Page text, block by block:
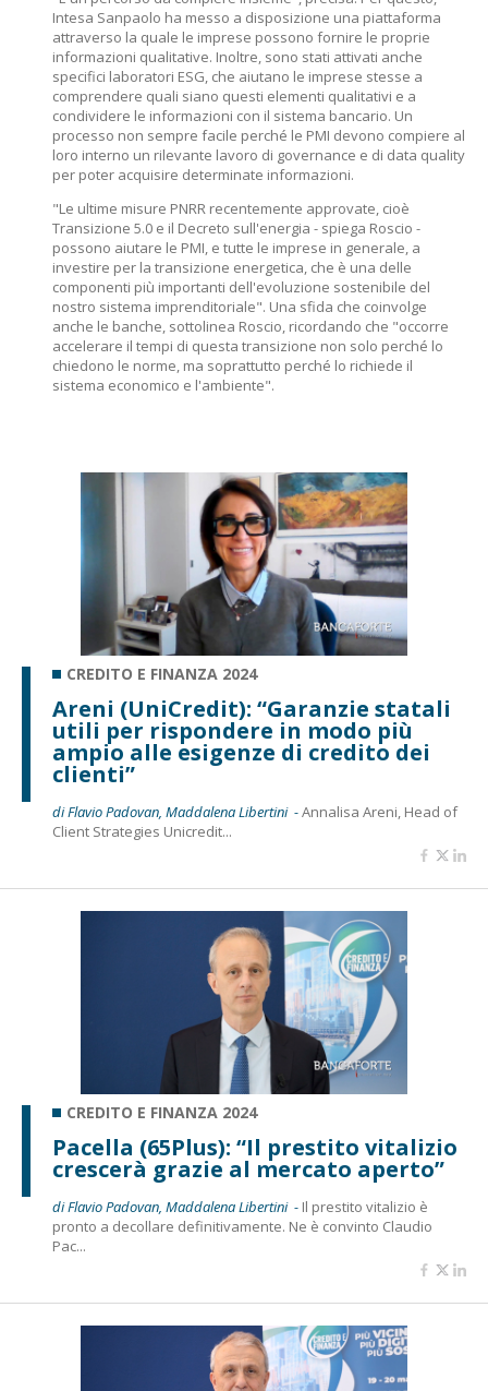
Intesa Sanpaolo ha messo a disposizione una piattaforma
attraverso la quale le imprese possono fornire le proprie
informazioni qualitative. Inoltre, sono stati attivati anche
specifici laboratori ESG, che aiutano le imprese stesse a
comprendere quali siano questi elementi qualitativi e a
condividere le informazioni con il sistema bancario. Un
processo non sempre facile perché le PMI devono compiere al
loro interno un rilevante lavoro di governance e di data quality
per poter acquisire determinate informazioni.
"Le ultime misure PNRR recentemente approvate, cioè
Transizione 5.0 e il Decreto sull'energia - spiega Roscio -
possono aiutare le PMI, e tutte le imprese in generale, a
investire per la transizione energetica, che è una delle
componenti più importanti dell'evoluzione sostenibile del
nostro sistema imprenditoriale". Una sfida che coinvolge
anche le banche, sottolinea Roscio, ricordando che "occorre
accelerare il tempi di questa transizione non solo perché lo
chiedono le norme, ma soprattutto perché lo richiede il
sistema economico e l'ambiente".
CREDITO E FINANZA 2024
Areni (UniCredit): “Garanzie statali
utili per rispondere in modo più
ampio alle esigenze di credito dei
clienti”
di Flavio Padovan, Maddalena Libertini -Annalisa Areni, Head of
Client Strategies Unicredit...
CREDITO E FINANZA 2024
Pacella (65Plus): “Il prestito vitalizio
crescerà grazie al mercato aperto”
di Flavio Padovan, Maddalena Libertini - Il prestito vitalizio è
pronto a decollare definitivamente. Ne è convinto Claudio
Pac...